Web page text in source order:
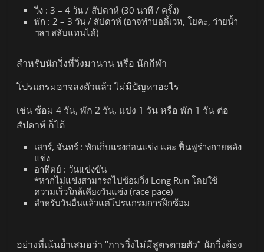
วิ่ง : 3 – 4 วัน / สัปดาห์ (30 นาที / ครั้ง)
พัก : 2 – 3 วัน / สัปดาห์ (อาจทำบอดี้เวท, โยคะ, ว่ายน้ำ
ฯลฯ สลับแทนได้)
สำหรับนักวิ่งที่วิ่งมานาน หรือ นักกีฬา
โปรแกรมอาจลงตัวแล้ว ไม่มีปัญหาอะไร
เช่น ซ้อม 4 วัน, พัก 2 วัน, แข่ง 1 วัน หรือ พัก 1 วัน ต่อ
สัปดาห์ ก็ได้
เสาร์, จันทร์ : พักเก็บแรงก่อนแข่ง และ ฟื้นฟูร่างกายหลัง
แข่ง
อาทิตย์ : วันแข่งขัน
*หากไม่แข่งสามารถไปซ้อมวิ่ง Long Run โดยใช้
ความเร็วใกล้เคียงวันแข่ง (race pace)
สำหรับวันอื่นแล้วแต่โปรแกรมการฝึกซ้อม
อย่างที่เน้นย้ำเสมอว่า “การวิ่งไม่มีสูตรตายตัว” นักวิ่งต้อง